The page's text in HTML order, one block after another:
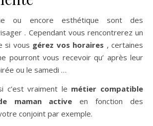
ou encore esthétique sont des
. Cependant vous rencontrerez un
si vous gérez vos horaires , certaines
pourront vous recevoir qu’ après leur
ou le samedi …
c’est vraiment le métier compatible
maman active en fonction des
conjoint par exemple.